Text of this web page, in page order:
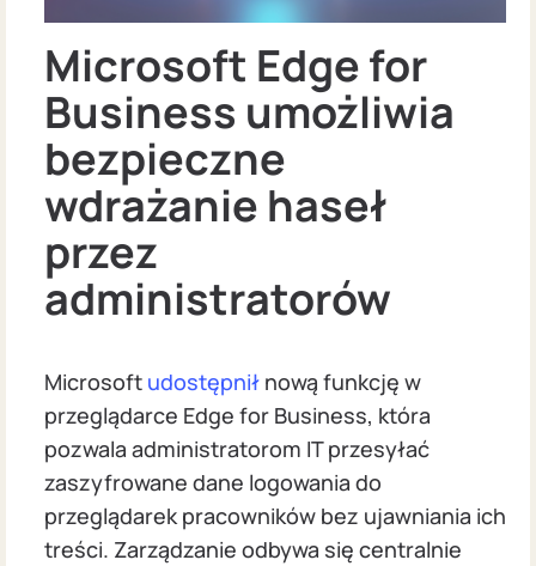
Microsoft Edge for
Business umożliwia
bezpieczne
wdrażanie haseł
przez
administratorów
Microsoft udostępnił nową funkcję w
przeglądarce Edge for Business, która
pozwala administratorom IT przesyłać
zaszyfrowane dane logowania do
przeglądarek pracowników bez ujawniania ich
treści. Zarządzanie odbywa się centralnie